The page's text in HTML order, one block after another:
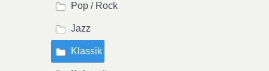
Pop / Rock
Jazz
Klassik